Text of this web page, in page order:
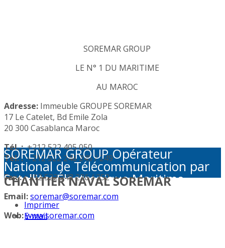
SOREMAR GROUP
LE N° 1 DU MARITIME
AU MAROC
Adresse: Immeuble GROUPE SOREMAR
17 Le Catelet, Bd Emile Zola
20 300 Casablanca Maroc
Tél. :+212 522 405 050
Tél. :+212 522 248 245 / 249
Fax :+212 522 248 236 / 252
Email:soremar@soremar.com
Web:www.soremar.com
SOREMAR GROUP Opérateur
National de Télécommunication par
Satellite: Électronique Maritime -
Activités Portuaires - Plaisance et
Sécurité en Mer - Télécommunication
par Satellite - Défense et sécurité -
CHANTIER NAVAL SOREMAR
Imprimer
E-mail